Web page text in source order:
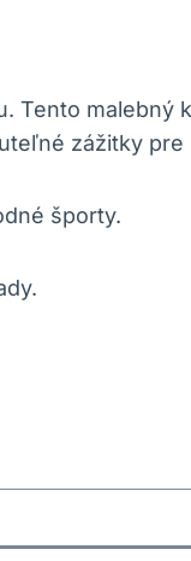
Tento malebný
zážitky pre
športy.